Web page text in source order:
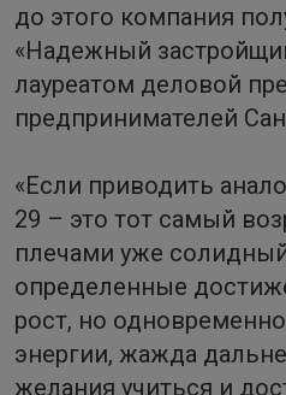
до этого компания
«Надежный
лауреатом деловой
предпринимателей
«Если приводить
29 – это тот самый
плечами уже
определенные
рост, но
энергии, жажда
желания учиться и